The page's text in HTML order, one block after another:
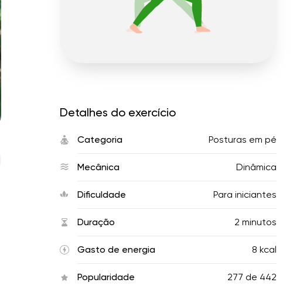
Detalhes do exercício
Categoria Posturas em pé
Mecânica Dinâmica
Dificuldade Para iniciantes
Duração 2 minutos
Gasto de energia 8 kcal
Popularidade 277 de 442